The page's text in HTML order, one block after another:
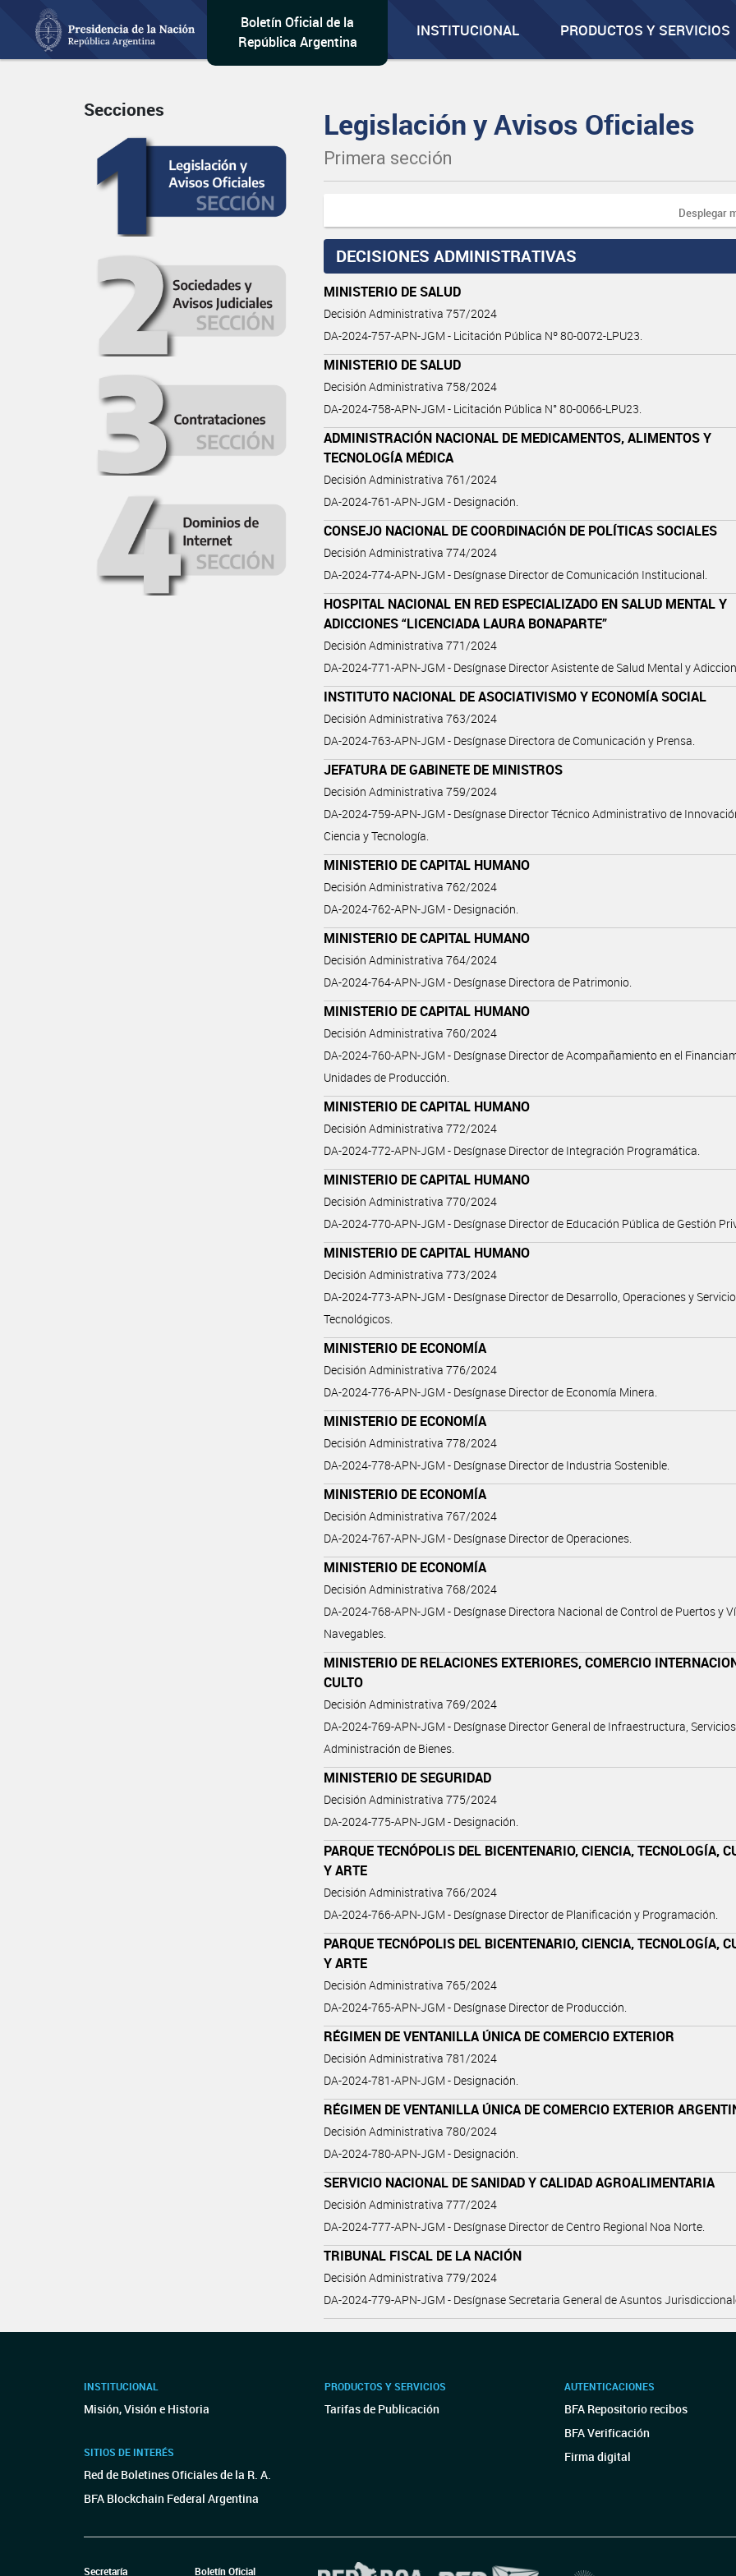
Boletín Oficial de la
República Argentina
INSTITUCIONAL PRODUCTOS Y SERVICIOS
Secciones Legislación y Avisos Oficiales
Primera sección
Desplegar
DECISIONES ADMINISTRATIVAS
MINISTERIO DE SALUD
Decisión Administrativa 757/2024
DA-2024-757-APN-JGM - Licitación Pública Nº 80-0072-LPU23.
MINISTERIO DE SALUD
Decisión Administrativa 758/2024
DA-2024-758-APN-JGM - Licitación Pública N° 80-0066-LPU23.
ADMINISTRACIÓN NACIONAL DE MEDICAMENTOS, ALIMENTOS Y
TECNOLOGÍA MÉDICA
Decisión Administrativa 761/2024
DA-2024-761-APN-JGM - Designación.
CONSEJO NACIONAL DE COORDINACIÓN DE POLÍTICAS SOCIALES
Decisión Administrativa 774/2024
DA-2024-774-APN-JGM - Desígnase Director de Comunicación Institucional.
HOSPITAL NACIONAL EN RED ESPECIALIZADO EN SALUD MENTAL Y
ADICCIONES “LICENCIADA LAURA BONAPARTE”
Decisión Administrativa 771/2024
DA-2024-771-APN-JGM - Desígnase Director Asistente de Salud Mental y
INSTITUTO NACIONAL DE ASOCIATIVISMO Y ECONOMÍA SOCIAL
Decisión Administrativa 763/2024
DA-2024-763-APN-JGM - Desígnase Directora de Comunicación y Prensa.
JEFATURA DE GABINETE DE MINISTROS
Decisión Administrativa 759/2024
DA-2024-759-APN-JGM - Desígnase Director Técnico Administrativo de
Ciencia y Tecnología.
MINISTERIO DE CAPITAL HUMANO
Decisión Administrativa 762/2024
DA-2024-762-APN-JGM - Designación.
MINISTERIO DE CAPITAL HUMANO
Decisión Administrativa 764/2024
DA-2024-764-APN-JGM - Desígnase Directora de Patrimonio.
MINISTERIO DE CAPITAL HUMANO
Decisión Administrativa 760/2024
DA-2024-760-APN-JGM - Desígnase Director de Acompañamiento en el
Unidades de Producción.
MINISTERIO DE CAPITAL HUMANO
Decisión Administrativa 772/2024
DA-2024-772-APN-JGM - Desígnase Director de Integración Programática.
MINISTERIO DE CAPITAL HUMANO
Decisión Administrativa 770/2024
DA-2024-770-APN-JGM - Desígnase Director de Educación Pública de Gestión
MINISTERIO DE CAPITAL HUMANO
Decisión Administrativa 773/2024
DA-2024-773-APN-JGM - Desígnase Director de Desarrollo, Operaciones y
Tecnológicos.
MINISTERIO DE ECONOMÍA
Decisión Administrativa 776/2024
DA-2024-776-APN-JGM - Desígnase Director de Economía Minera.
MINISTERIO DE ECONOMÍA
Decisión Administrativa 778/2024
DA-2024-778-APN-JGM - Desígnase Director de Industria Sostenible.
MINISTERIO DE ECONOMÍA
Decisión Administrativa 767/2024
DA-2024-767-APN-JGM - Desígnase Director de Operaciones.
MINISTERIO DE ECONOMÍA
Decisión Administrativa 768/2024
DA-2024-768-APN-JGM - Desígnase Directora Nacional de Control de Puertos y
Navegables.
MINISTERIO DE RELACIONES EXTERIORES, COMERCIO
CULTO
Decisión Administrativa 769/2024
DA-2024-769-APN-JGM - Desígnase Director General de Infraestructura,
Administración de Bienes.
MINISTERIO DE SEGURIDAD
Decisión Administrativa 775/2024
DA-2024-775-APN-JGM - Designación.
PARQUE TECNÓPOLIS DEL BICENTENARIO, CIENCIA, TECNOLOGÍA,
Y ARTE
Decisión Administrativa 766/2024
DA-2024-766-APN-JGM - Desígnase Director de Planificación y Programación.
PARQUE TECNÓPOLIS DEL BICENTENARIO, CIENCIA, TECNOLOGÍA,
Y ARTE
Decisión Administrativa 765/2024
DA-2024-765-APN-JGM - Desígnase Director de Producción.
RÉGIMEN DE VENTANILLA ÚNICA DE COMERCIO EXTERIOR
Decisión Administrativa 781/2024
DA-2024-781-APN-JGM - Designación.
RÉGIMEN DE VENTANILLA ÚNICA DE COMERCIO EXTERIOR
Decisión Administrativa 780/2024
DA-2024-780-APN-JGM - Designación.
SERVICIO NACIONAL DE SANIDAD Y CALIDAD AGROALIMENTARIA
Decisión Administrativa 777/2024
DA-2024-777-APN-JGM - Desígnase Director de Centro Regional Noa Norte.
TRIBUNAL FISCAL DE LA NACIÓN
Decisión Administrativa 779/2024
DA-2024-779-APN-JGM - Desígnase Secretaria General de Asuntos
INSTITUCIONAL
Misión, Visión e Historia
SITIOS DE INTERÉS
Red de Boletines Oficiales de la R. A.
BFA Blockchain Federal Argentina
PRODUCTOS Y SERVICIOS
Tarifas de Publicación
AUTENTICACIONES
BFA Repositorio recibos
BFA Verificación
Firma digital
Secretaría Boletín Oficial